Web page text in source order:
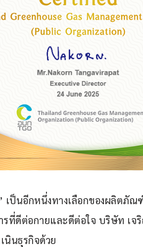
ป็นอีกหนึ่งทางเลือกของผลิตภั
รที่ดีต่อกายและดีต่อใจ บริษัท เ
นินธุรกิจด้วย